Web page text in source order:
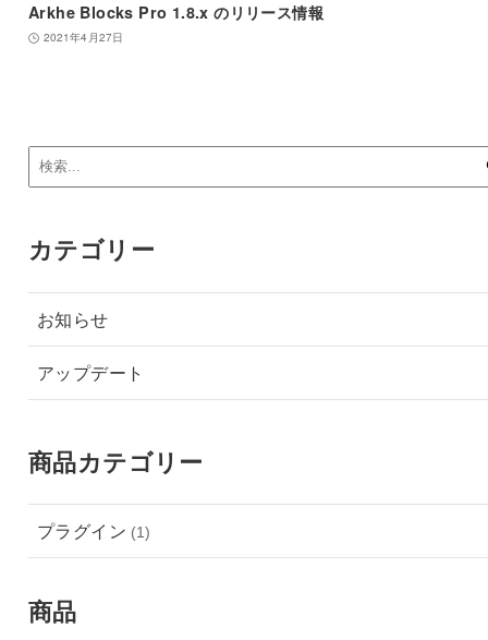
Arkhe Blocks Pro 1.8.x のリリース情報
2021年4月27日
カテゴリー
お知らせ
アップデート
商品カテゴリー
プラグイン (1)
商品